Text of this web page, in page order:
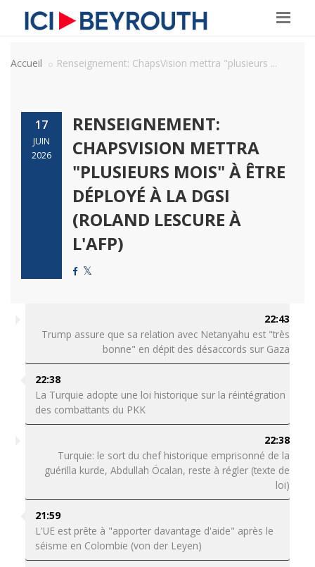
Accueil Renseignement: ChapsVision mettra "plusieurs ...
17
JUIN
2026
RENSEIGNEMENT:
CHAPSVISION METTRA
"PLUSIEURS MOIS" À ÊTRE
DÉPLOYÉ À LA DGSI
(ROLAND LESCURE À
L'AFP)
22:43
Trump assure que sa relation avec Netanyahu est "très
bonne" en dépit des désaccords sur Gaza
22:38
La Turquie adopte une loi historique sur la réintégration
des combattants du PKK
22:38
Turquie: le sort du chef historique emprisonné de la
guérilla kurde, Abdullah Öcalan, reste à régler (texte de
loi)
21:59
L'UE est prête à "apporter davantage d'aide" après le
séisme en Colombie (von der Leyen)